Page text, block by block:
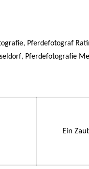
, Pferdefotograf
, Pferdefotografie
Next
Ein